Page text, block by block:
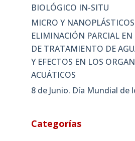
BIOLÓGICO IN-SITU
MICRO Y
ELIMINACIÓN PARCIAL EN
DE TRATAMIENTO DE
Y EFECTOS EN LOS
ACUÁTICOS
8 de Junio. Día Mundial de
Categorías